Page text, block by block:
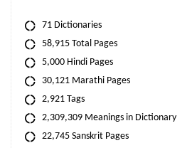
71 Dictionaries
58,915 Total Pages
5,000 Hindi Pages
30,121 Marathi Pages
2,921 Tags
2,309,309 Meanings in Dictionary
22,745 Sanskrit Pages